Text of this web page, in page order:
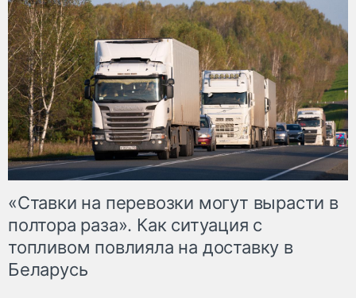
«Ставки на перевозки могут вырасти в
полтора раза». Как ситуация с
топливом повлияла на доставку в
Беларусь